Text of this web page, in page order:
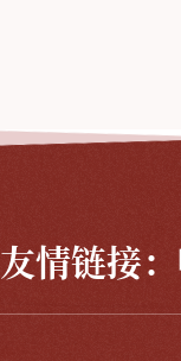
友情链接：